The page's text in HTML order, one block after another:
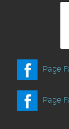
Page
Page